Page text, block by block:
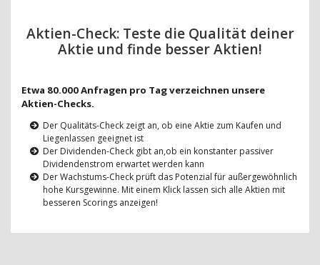
Aktien-Check: Teste die Qualität deiner
Aktie und finde besser Aktien!
Etwa 80.000 Anfragen pro Tag verzeichnen unsere
Aktien-Checks.
Der Qualitäts-Check zeigt an, ob eine Aktie zum Kaufen und
Liegenlassen geeignet ist
Der Dividenden-Check gibt an,ob ein konstanter passiver
Dividendenstrom erwartet werden kann
Der Wachstums-Check prüft das Potenzial für außergewöhnlich
hohe Kursgewinne. Mit einem Klick lassen sich alle Aktien mit
besseren Scorings anzeigen!